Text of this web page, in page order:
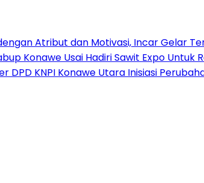
Atribut dan Motivasi, Incar Gelar
Konawe Usai Hadiri Sawit Expo Untuk
DPD KNPI Konawe Utara Inisiasi